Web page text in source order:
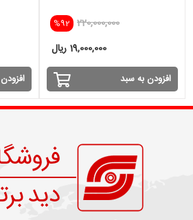
%92 220,000,000
19,000,000 ریال
افزودن به سبد